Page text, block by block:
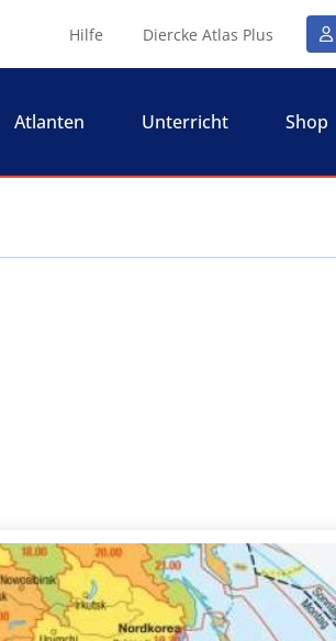
Hilfe Diercke Atlas Plus
Atlanten Unterricht Shop